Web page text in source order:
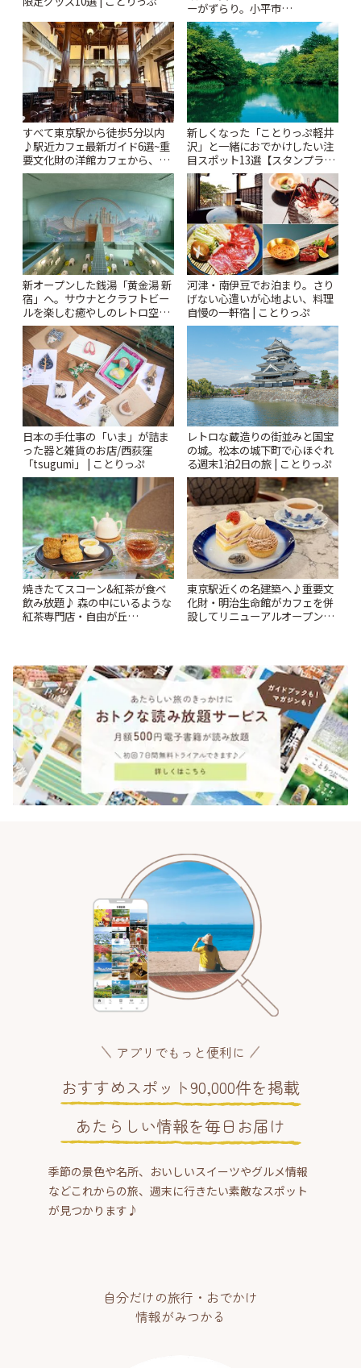
ーがずらり。小平市
「Kimamaya T&K」 | ことりっ
ぷ
すべて東京駅から徒歩5分以内
♪駅近カフェ最新ガイド6選~重
要文化財の洋館カフェから、改
札すぐのレトロ喫茶まで~ | こと
新しくなった「ことりっぷ軽井
沢」と一緒におでかけしたい注
目スポット13選【スタンプラリ
ー開催中】 | ことりっぷ
新オープンした銭湯「黄金湯 新
宿」へ。サウナとクラフトビー
ルを楽しむ癒やしのレトロ空間
| ことりっぷ
河津・南伊豆でお泊まり。さり
げない心遣いが心地よい、料理
自慢の一軒宿 | ことりっぷ
日本の手仕事の「いま」が詰ま
った器と雑貨のお店/西荻窪
「tsugumi」 | ことりっぷ
レトロな蔵造りの街並みと国宝
の城。松本の城下町で心ほぐれ
る週末1泊2日の旅 | ことりっぷ
焼きたてスコーン&紅茶が食べ
飲み放題♪ 森の中にいるような
紅茶専門店・自由が丘
東京駅近くの名建築へ♪重要文
化財・明治生命館がカフェを併
設してリニューアルオープン
アプリでもっと便利に
おすすめスポット90,000件を掲載
あたらしい情報を毎日お届け
季節の景色や名所、おいしいスイーツやグルメ情報
などこれからの旅、週末に行きたい素敵なスポット
が見つかります♪
自分だけの旅行・おでかけ
情報がみつかる